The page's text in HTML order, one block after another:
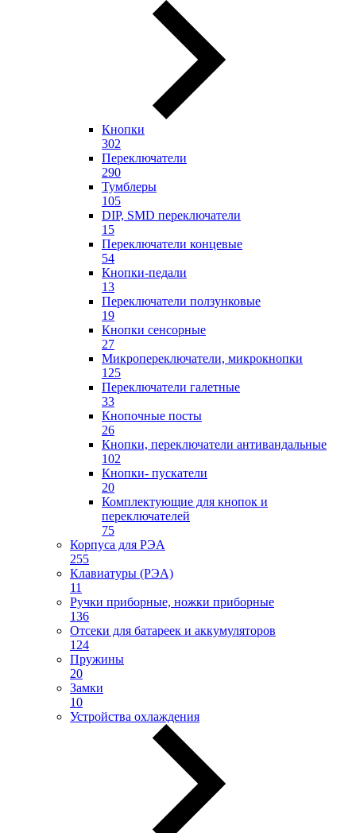
Кнопки
302
Переключатели
290
Тумблеры
105
DIP, SMD переключатели
15
Переключатели концевые
54
Кнопки-педали
13
Переключатели ползунковые
19
Кнопки сенсорные
27
Микропереключатели, микрокнопки
125
Переключатели галетные
33
Кнопочные посты
26
Кнопки, переключатели антивандальные
102
Кнопки- пускатели
20
Комплектующие для кнопок и
переключателей
75
Корпуса для РЭА
255
Клавиатуры (РЭА)
11
Ручки приборные, ножки приборные
136
Отсеки для батареек и аккумуляторов
124
Пружины
20
Замки
10
Устройства охлаждения